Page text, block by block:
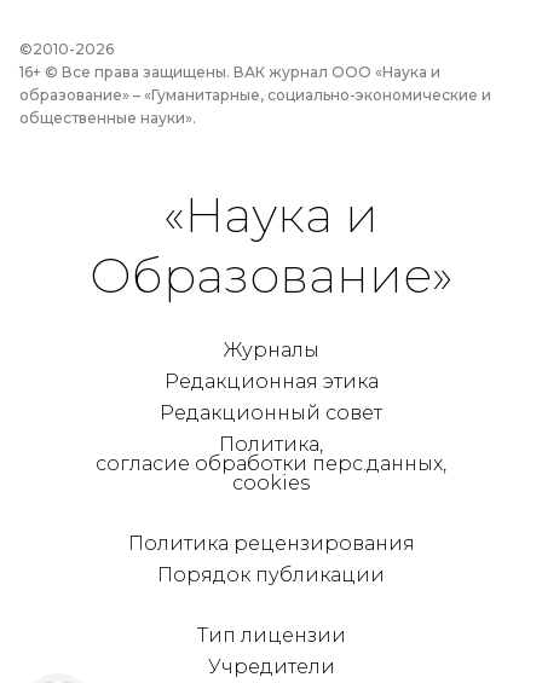
©2010-2026
16+ © Все права защищены. ВАК журнал ООО «Наука и
образование» – «Гуманитарные, социально-экономические и
общественные науки».
«Наука и
Образование»
Журналы
Редакционная этика
Редакционный совет
Политика,
согласие обработки перс.данных,
cookies
Политика рецензирования
Порядок публикации
Тип лицензии
Учредители